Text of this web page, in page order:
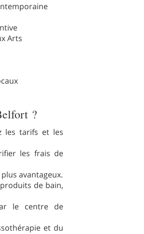
Arts
?
les tarifs et les
les frais de
avantageux.
de bain,
le centre de
et du